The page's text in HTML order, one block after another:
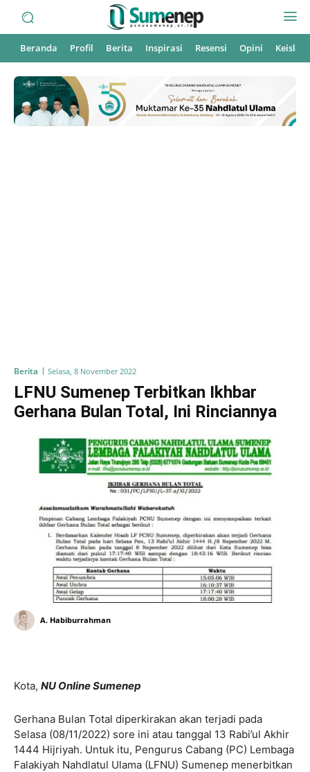
Beranda Profil Berita Inspirasi Resensi Opini
Berita Selasa, 8 November 2022
LFNU Sumenep Terbitkan Ikhbar
Gerhana Bulan Total, Ini Rinciannya
A. Habiburrahman
Kota, NU Online Sumenep
Gerhana Bulan Total diperkirakan akan terjadi pada
Selasa (08/11/2022) sore ini atau tanggal 13 Rabi’ul Akhir
1444 Hijriyah. Untuk itu, Pengurus Cabang (PC) Lembaga
Falakiyah Nahdlatul Ulama (LFNU) Sumenep menerbitkan